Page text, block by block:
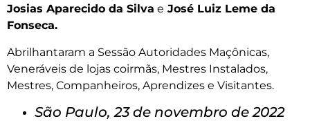
Josias Aparecido da Silva e José Luiz Leme da
Fonseca.
Abrilhantaram a Sessão Autoridades Maçônicas,
Veneráveis de lojas coirmãs, Mestres Instalados,
Mestres, Companheiros, Aprendizes e Visitantes.
São Paulo, 23 de novembro de 2022